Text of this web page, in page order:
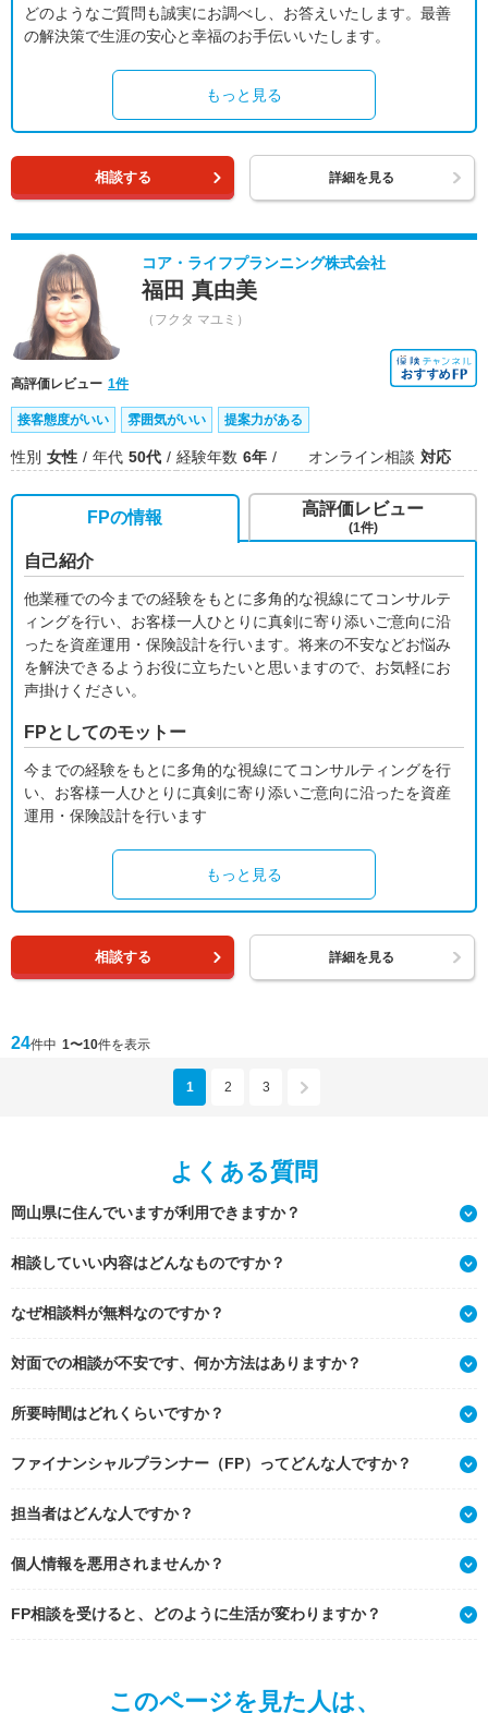
どのようなご質問も誠実にお調べし、お答えいたします。最善
の解決策で生涯の安心と幸福のお手伝いいたします。
もっと見る
相談する 詳細を見る
コア・ライフプランニング株式会社
福田 真由美
（フクタ マユミ）
高評価レビュー 1件
接客態度がいい 雰囲気がいい 提案力がある
性別 女性 年代 50代 経験年数 6年 オンライン相談 対応
FPの情報
自己紹介
他業種での今までの経験をもとに多角的な視線にてコンサルテ
ィングを行い、お客様一人ひとりに真剣に寄り添いご意向に沿
ったを資産運用・保険設計を行います。将来の不安などお悩み
を解決できるようお役に立ちたいと思いますので、お気軽にお
声掛けください。
FPとしてのモットー
今までの経験をもとに多角的な視線にてコンサルティングを行
い、お客様一人ひとりに真剣に寄り添いご意向に沿ったを資産
運用・保険設計を行います
もっと見る
高評価レビュー
(1件)
相談する 詳細を見る
24件中 1〜10件を表示
1 2 3
よくある質問
岡山県に住んでいますが利用できますか？
相談していい内容はどんなものですか？
なぜ相談料が無料なのですか？
対面での相談が不安です、何か方法はありますか？
所要時間はどれくらいですか？
ファイナンシャルプランナー（FP）ってどんな人ですか？
担当者はどんな人ですか？
個人情報を悪用されませんか？
FP相談を受けると、どのように生活が変わりますか？
このページを見た人は、